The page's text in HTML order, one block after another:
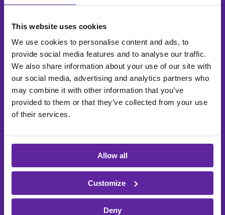
This website uses cookies
We use cookies to personalise content and ads, to
provide social media features and to analyse our traffic.
We also share information about your use of our site with
our social media, advertising and analytics partners who
may combine it with other information that you’ve
provided to them or that they’ve collected from your use
of their services.
Allow all
Customize
Deny
Et itm8 - nye og bedre
muligheder!
Som et samlet itm8 kan vi nu dække stort
set alt indenfor virksomheds IT. Skal vi tage
en snak om fremtidens muligheder?
Fornavn*
E-mail*